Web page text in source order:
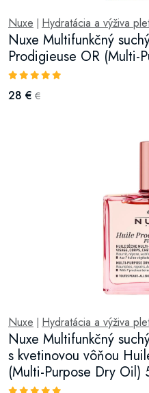
Nuxe Hydratácia a výživa
Nuxe Multifunkčný
Prodigieuse OR (Multi-
28 € €
Nuxe Hydratácia a výživa
Nuxe Multifunkčný
s kvetinovou vôňou
(Multi-Purpose Dry Oil)